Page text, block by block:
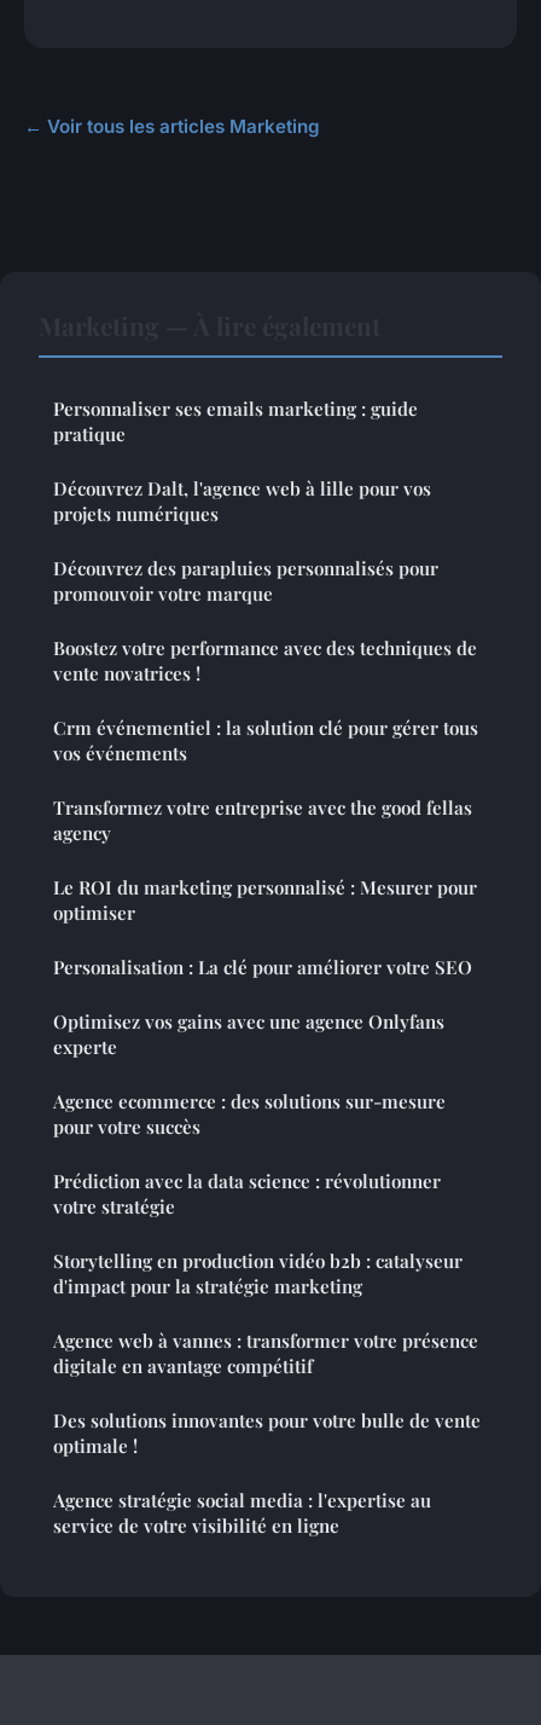
← Voir tous les articles Marketing
Personnaliser ses emails marketing : guide
pratique
Découvrez Dalt, l'agence web à lille pour vos
projets numériques
Découvrez des parapluies personnalisés pour
promouvoir votre marque
Boostez votre performance avec des techniques de
vente novatrices !
Crm événementiel : la solution clé pour gérer tous
vos événements
Transformez votre entreprise avec the good fellas
agency
Le ROI du marketing personnalisé : Mesurer pour
optimiser
Personalisation : La clé pour améliorer votre SEO
Optimisez vos gains avec une agence Onlyfans
experte
Agence ecommerce : des solutions sur-mesure
pour votre succès
Prédiction avec la data science : révolutionner
votre stratégie
Storytelling en production vidéo b2b : catalyseur
d'impact pour la stratégie marketing
Agence web à vannes : transformer votre présence
digitale en avantage compétitif
Des solutions innovantes pour votre bulle de vente
optimale !
Agence stratégie social media : l'expertise au
service de votre visibilité en ligne